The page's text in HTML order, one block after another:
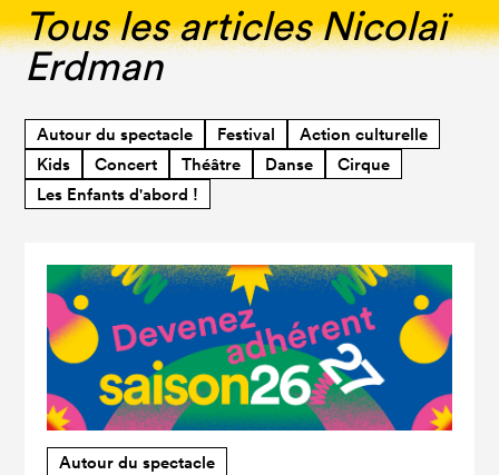
Tous les articles Nicolaï
Erdman
Autour du spectacle Festival
Action culturelle
Kids
Concert Théâtre Danse
Cirque
Les Enfants d'abord !
Autour du spectacle